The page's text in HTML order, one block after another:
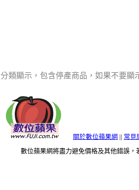
分類顯示，包含停產商品，如果不要顯
關於數位蘋果網 || 常見
數位蘋果網將盡力避免價格及其他錯誤